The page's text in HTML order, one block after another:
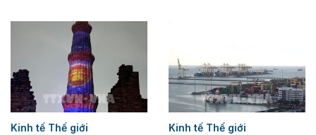
Kinh tế Thế giới Kinh tế Thế giới